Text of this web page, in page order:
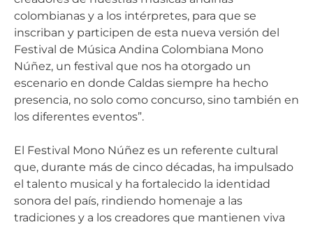
colombianas y a los intérpretes, para que se
inscriban y participen de esta nueva versión del
Festival de Música Andina Colombiana Mono
Núñez, un festival que nos ha otorgado un
escenario en donde Caldas siempre ha hecho
presencia, no solo como concurso, sino también en
los diferentes eventos”.
El Festival Mono Núñez es un referente cultural
que, durante más de cinco décadas, ha impulsado
el talento musical y ha fortalecido la identidad
sonora del país, rindiendo homenaje a las
tradiciones y a los creadores que mantienen viva